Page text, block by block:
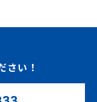
さい！